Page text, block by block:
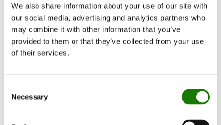
We also share information about your use of our site with
our social media, advertising and analytics partners who
may combine it with other information that you’ve
provided to them or that they’ve collected from your use
of their services.
Selection
Necessary